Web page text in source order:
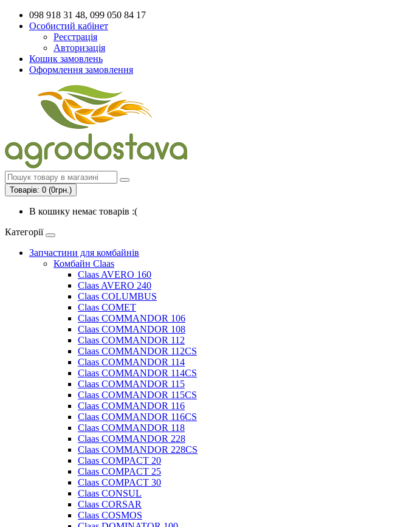
098 918 31 48, 099 050 84 17
Особистий кабінет
Реєстрація
Авторизація
Кошик замовлень
Оформлення замовлення
Товарів: 0 (0грн.)
В кошику немає товарів :(
Категорії
Запчастини для комбайнів
Комбайн Claas
Claas AVERO 160
Claas AVERO 240
Claas COLUMBUS
Claas COMET
Claas COMMANDOR 106
Claas COMMANDOR 108
Claas COMMANDOR 112
Claas COMMANDOR 112CS
Claas COMMANDOR 114
Claas COMMANDOR 114CS
Claas COMMANDOR 115
Claas COMMANDOR 115CS
Claas COMMANDOR 116
Claas COMMANDOR 116CS
Claas COMMANDOR 118
Claas COMMANDOR 228
Claas COMMANDOR 228CS
Claas COMPACT 20
Claas COMPACT 25
Claas COMPACT 30
Claas CONSUL
Claas CORSAR
Claas COSMOS